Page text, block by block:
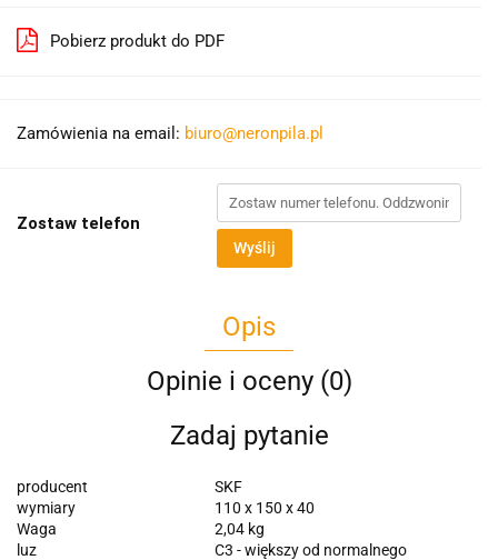
Pobierz produkt do PDF
Zamówienia na email: biuro@neronpila.pl
Zostaw telefon
Wyślij
Opis
Opinie i oceny (0)
Zadaj pytanie
producent
SKF
wymiary
110 x 150 x 40
Waga
2,04 kg
luz
C3 - większy od normalnego